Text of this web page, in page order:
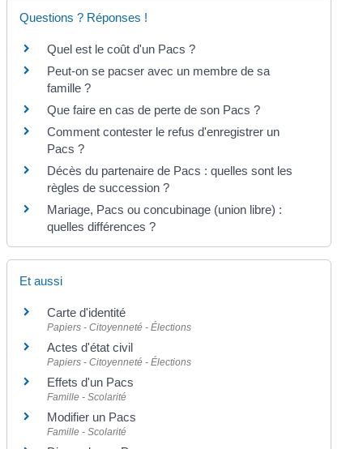
Questions ? Réponses !
Quel est le coût d'un Pacs ?
Peut-on se pacser avec un membre de sa
famille ?
Que faire en cas de perte de son Pacs ?
Comment contester le refus d'enregistrer un
Pacs ?
Décès du partenaire de Pacs : quelles sont les
règles de succession ?
Mariage, Pacs ou concubinage (union libre) :
quelles différences ?
Et aussi
Carte d'identité
Papiers - Citoyenneté - Élections
Actes d'état civil
Papiers - Citoyenneté - Élections
Effets d'un Pacs
Famille - Scolarité
Modifier un Pacs
Famille - Scolarité